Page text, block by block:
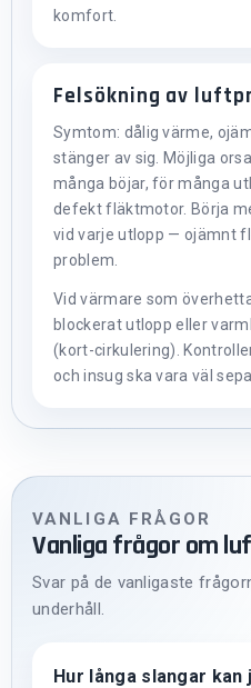
komfort.
Felsökning av
Symtom: dålig värme,
stänger av sig. Möjliga
många böjar, för många
defekt fläktmotor. Börja
vid varje utlopp — ojämnt
problem.
Vid värmare som
blockerat utlopp eller
(kort-cirkulering).
och insug ska vara väl
VANLIGA FRÅGOR
Vanliga frågor om
Svar på de vanligaste
underhåll.
Hur långa slangar kan